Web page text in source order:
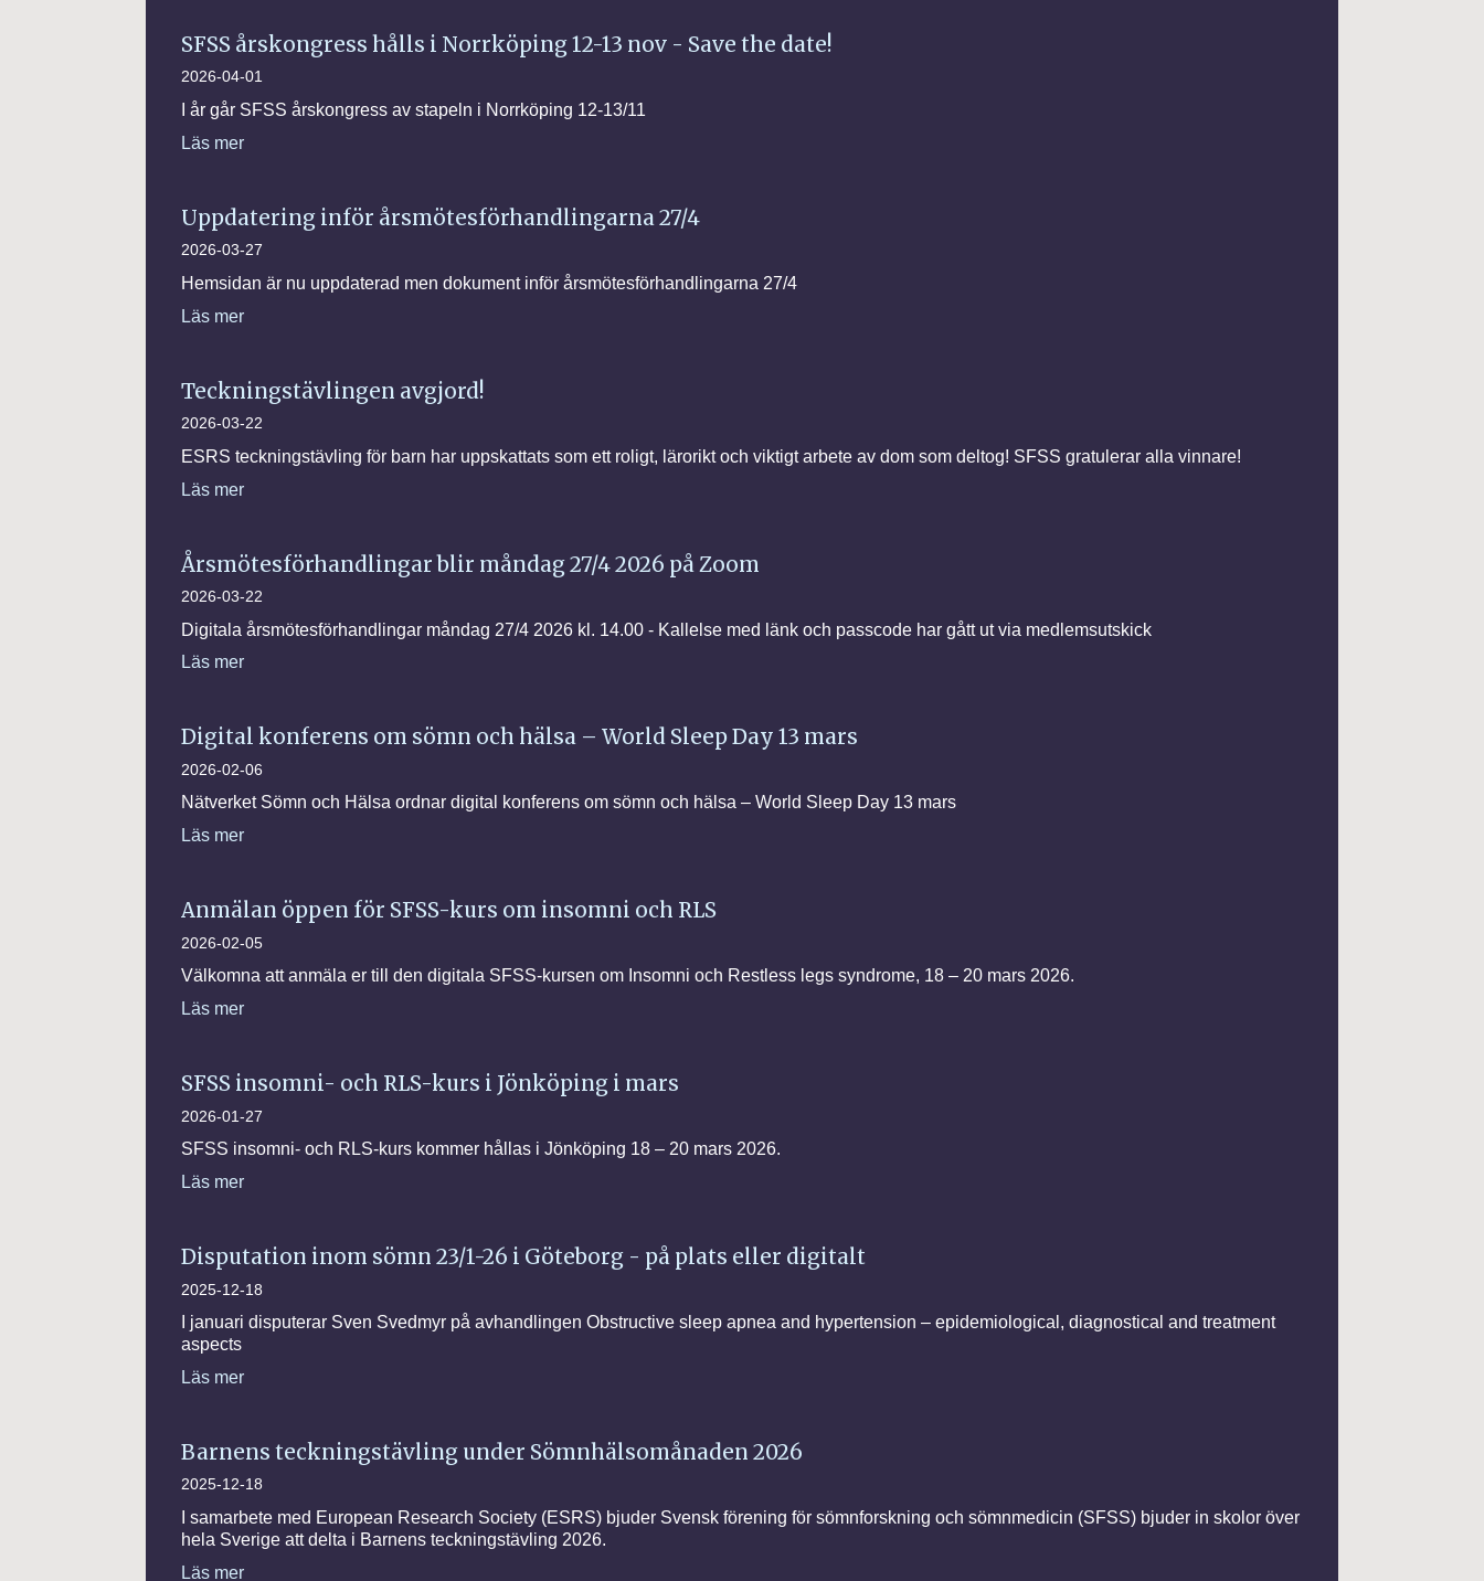
SFSS årskongress hålls i Norrköping 12-13 nov - Save the date!
2026-04-01
I år går SFSS årskongress av stapeln i Norrköping 12-13/11
Läs mer
Uppdatering inför årsmötesförhandlingarna 27/4
2026-03-27
Hemsidan är nu uppdaterad men dokument inför årsmötesförhandlingarna 27/4
Läs mer
Teckningstävlingen avgjord!
2026-03-22
ESRS teckningstävling för barn har uppskattats som ett roligt, lärorikt och viktigt arbete av dom som deltog! SFSS gratulerar alla vinnare!
Läs mer
Årsmötesförhandlingar blir måndag 27/4 2026 på Zoom
2026-03-22
Digitala årsmötesförhandlingar måndag 27/4 2026 kl. 14.00 - Kallelse med länk och passcode har gått ut via medlemsutskick
Läs mer
Digital konferens om sömn och hälsa – World Sleep Day 13 mars
2026-02-06
Nätverket Sömn och Hälsa ordnar digital konferens om sömn och hälsa – World Sleep Day 13 mars
Läs mer
Anmälan öppen för SFSS-kurs om insomni och RLS
2026-02-05
Välkomna att anmäla er till den digitala SFSS-kursen om Insomni och Restless legs syndrome, 18 – 20 mars 2026.
Läs mer
SFSS insomni- och RLS-kurs i Jönköping i mars
2026-01-27
SFSS insomni- och RLS-kurs kommer hållas i Jönköping 18 – 20 mars 2026.
Läs mer
Disputation inom sömn 23/1-26 i Göteborg - på plats eller digitalt
2025-12-18
I januari disputerar Sven Svedmyr på avhandlingen Obstructive sleep apnea and hypertension – epidemiological, diagnostical and treatment
aspects
Läs mer
Barnens teckningstävling under Sömnhälsomånaden 2026
2025-12-18
I samarbete med European Research Society (ESRS) bjuder Svensk förening för sömnforskning och sömnmedicin (SFSS) bjuder in skolor över
hela Sverige att delta i Barnens teckningstävling 2026.
Läs mer